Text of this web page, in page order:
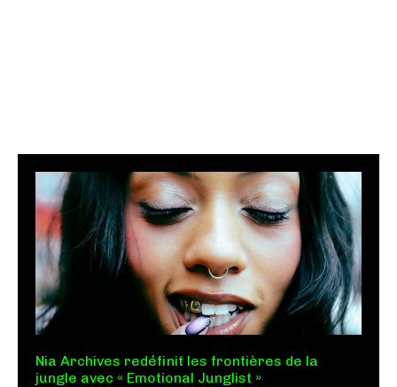
Nia Archives redéfinit les frontières de la
jungle avec « Emotional Junglist »